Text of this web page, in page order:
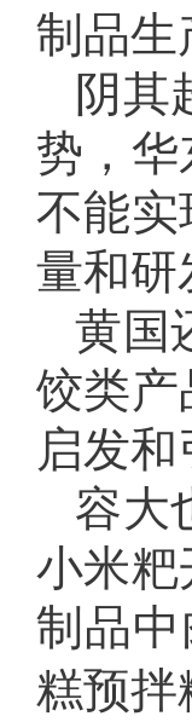
制品生
阴其
势，
不能实
量和研
黄国
饺类产
启发和
容大
小米粑
制品
糕预拌